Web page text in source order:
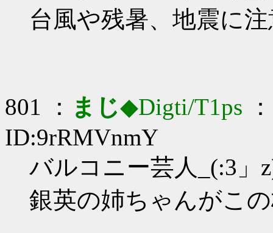
台風や残暑、地震に
801 ： まじ◆Digti/T1ps
ID:9rRMVnmY
バルコニー芸人_(:3」
銀英の姉ちゃんがこ